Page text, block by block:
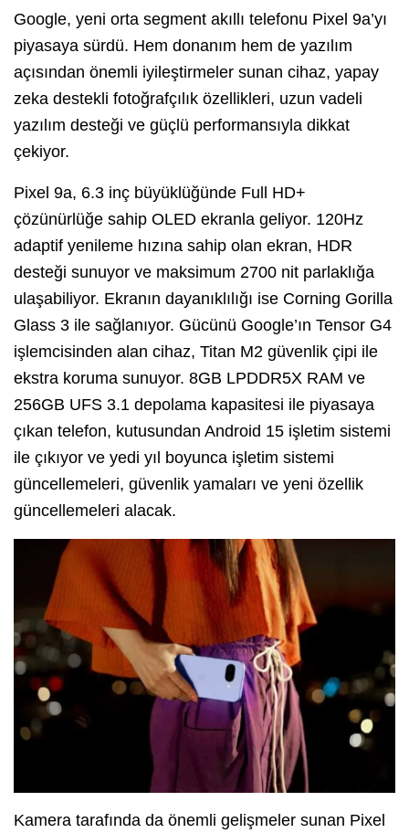
Google, yeni orta segment akıllı telefonu Pixel 9a’yı
piyasaya sürdü. Hem donanım hem de yazılım
açısından önemli iyileştirmeler sunan cihaz, yapay
zeka destekli fotoğrafçılık özellikleri, uzun vadeli
yazılım desteği ve güçlü performansıyla dikkat
çekiyor.
Pixel 9a, 6.3 inç büyüklüğünde Full HD+
çözünürlüğe sahip OLED ekranla geliyor. 120Hz
adaptif yenileme hızına sahip olan ekran, HDR
desteği sunuyor ve maksimum 2700 nit parlaklığa
ulaşabiliyor. Ekranın dayanıklılığı ise Corning Gorilla
Glass 3 ile sağlanıyor. Gücünü Google’ın Tensor G4
işlemcisinden alan cihaz, Titan M2 güvenlik çipi ile
ekstra koruma sunuyor. 8GB LPDDR5X RAM ve
256GB UFS 3.1 depolama kapasitesi ile piyasaya
çıkan telefon, kutusundan Android 15 işletim sistemi
ile çıkıyor ve yedi yıl boyunca işletim sistemi
güncellemeleri, güvenlik yamaları ve yeni özellik
güncellemeleri alacak.
Kamera tarafında da önemli gelişmeler sunan Pixel